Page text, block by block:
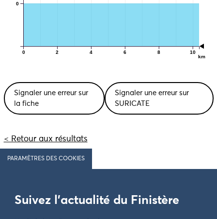
0 2 4 6 8 10
km
0
Signaler une erreur sur
la fiche
Signaler une erreur sur
SURICATE
< Retour aux résultats
PARAMÈTRES DES COOKIES
Suivez l'actualité du Finistère